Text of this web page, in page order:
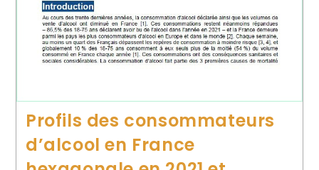
Profils des consommateurs
d’alcool en France